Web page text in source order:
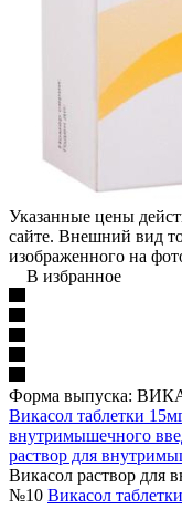
Указанные цены
сайте. Внешний вид
изображенного на
В избранное
Форма выпуска:
Викасол таблетки
внутримышечного
раствор для
Викасол раствор для
№10 Викасол